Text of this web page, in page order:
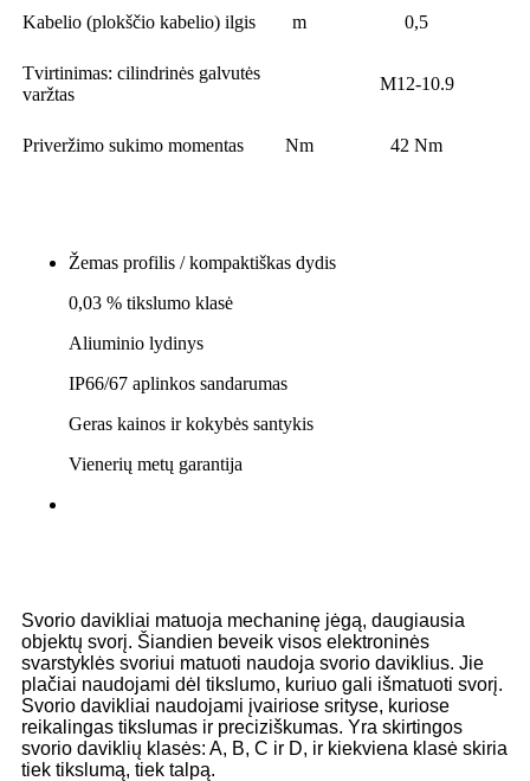
Kabelio (plokščio kabelio) ilgis m 0,5
Tvirtinimas: cilindrinės galvutės
varžtas
M12-10.9
Priveržimo sukimo momentas Nm 42 Nm
Žemas profilis / kompaktiškas dydis
0,03 % tikslumo klasė
Aliuminio lydinys
IP66/67 aplinkos sandarumas
Geras kainos ir kokybės santykis
Vienerių metų garantija
Svorio davikliai matuoja mechaninę jėgą, daugiausia
objektų svorį. Šiandien beveik visos elektroninės
svarstyklės svoriui matuoti naudoja svorio daviklius. Jie
plačiai naudojami dėl tikslumo, kuriuo gali išmatuoti svorį.
Svorio davikliai naudojami įvairiose srityse, kuriose
reikalingas tikslumas ir preciziškumas. Yra skirtingos
svorio daviklių klasės: A, B, C ir D, ir kiekviena klasė skiria
tiek tikslumą, tiek talpą.